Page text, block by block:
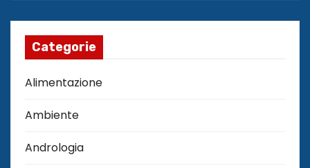
Categorie
Alimentazione
Ambiente
Andrologia